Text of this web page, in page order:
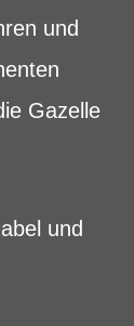
und
Gazelle
und